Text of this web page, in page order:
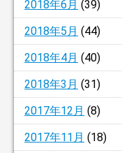
2018年6月 (39)
2018年5月 (44)
2018年4月 (40)
2018年3月 (31)
2017年12月 (8)
2017年11月 (18)